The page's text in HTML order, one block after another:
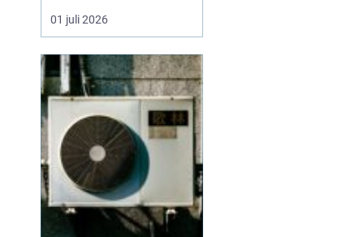
Oavsett om det handlar
om en totalrenovering,
altan vill de flesta u...
01 juli 2026